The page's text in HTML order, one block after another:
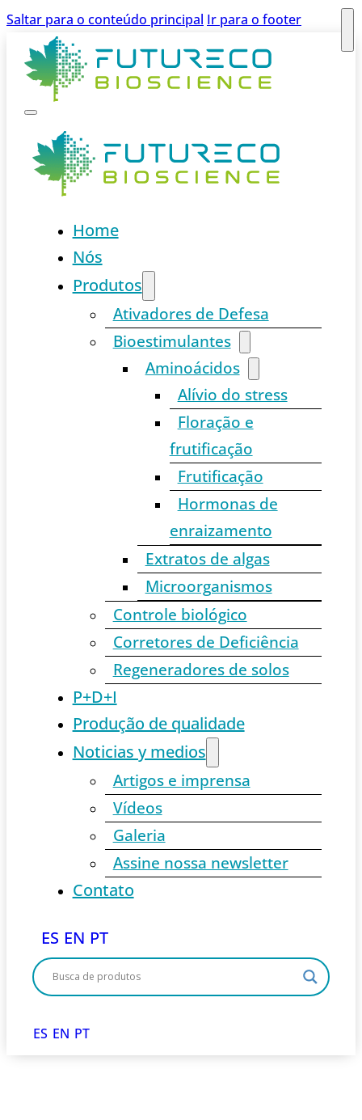
Saltar para o conteúdo principal Ir para o footer
Home
Nós
Produtos
Ativadores de Defesa
Bioestimulantes
Aminoácidos
Alívio do stress
Floração e
frutificação
Frutificação
Hormonas de
enraizamento
Extratos de algas
Microorganismos
Controle biológico
Corretores de Deficiência
Regeneradores de solos
P+D+I
Produção de qualidade
Noticias y medios
Artigos e imprensa
Vídeos
Galeria
Assine nossa newsletter
Contato
ES EN PT
ES EN PT